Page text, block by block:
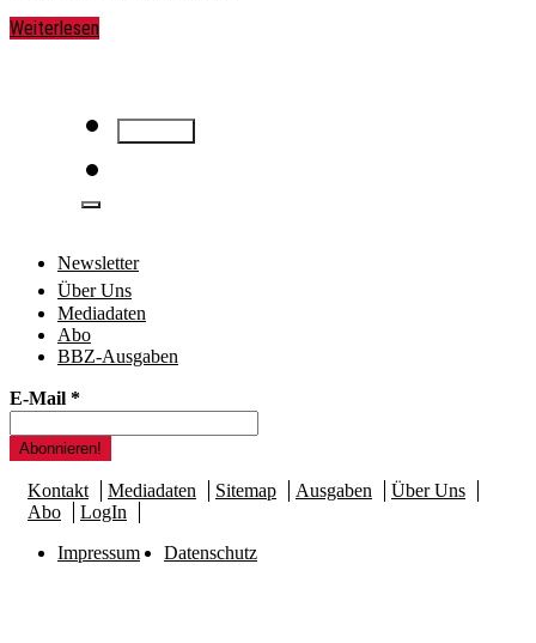
Weiterlesen
Newsletter
Über Uns
Mediadaten
Abo
BBZ-Ausgaben
E-Mail *
Kontakt Mediadaten Sitemap Ausgaben
Über Uns
Abo
LogIn
Impressum
Datenschutz